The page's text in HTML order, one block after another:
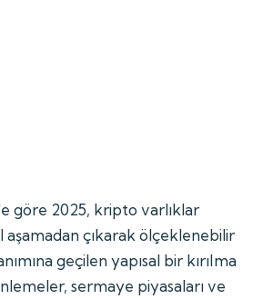
göre 2025, kripto varlıklar
aşamadan çıkarak ölçeklenebilir
geçilen yapısal bir kırılma
sermaye piyasaları ve